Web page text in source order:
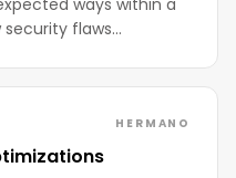
ways within a
flaws…
HERMANO